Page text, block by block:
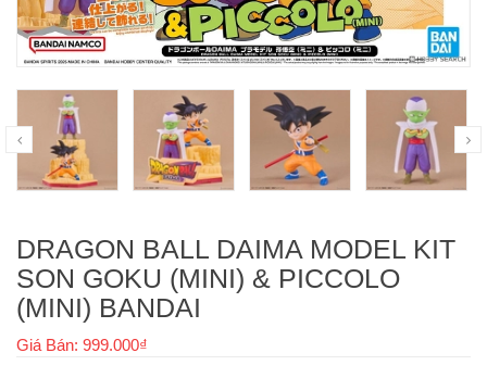
DRAGON BALL DAIMA MODEL KIT
SON GOKU (MINI) & PICCOLO
(MINI) BANDAI
Giá Bán: 999.000₫